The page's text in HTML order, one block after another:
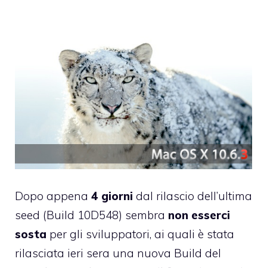
Dopo appena 4 giorni dal rilascio dell’ultima
seed (Build 10D548) sembra non esserci
sosta per gli sviluppatori, ai quali è stata
rilasciata ieri sera una nuova Build del